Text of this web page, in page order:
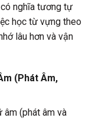
nghĩa tương tự
học từ vựng theo
lâu hơn và vận
(Phát Âm,
âm (phát âm và